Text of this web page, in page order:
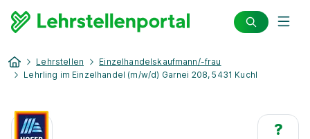
Lehrstellen
Einzelhandelskaufmann/-frau
Lehrling im Einzelhandel (m/w/d) Garnei 208, 5431 Kuchl
?